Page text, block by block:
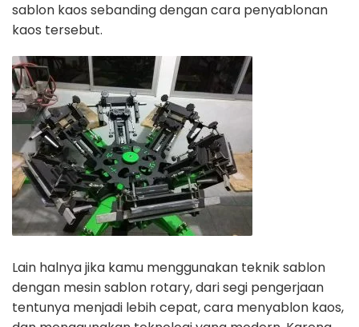
sablon kaos sebanding dengan cara penyablonan
kaos tersebut.
Lain halnya jika kamu menggunakan teknik sablon
dengan mesin sablon rotary,dari segi pengerjaan
tentunya menjadi lebih cepat, cara menyablon kaos,